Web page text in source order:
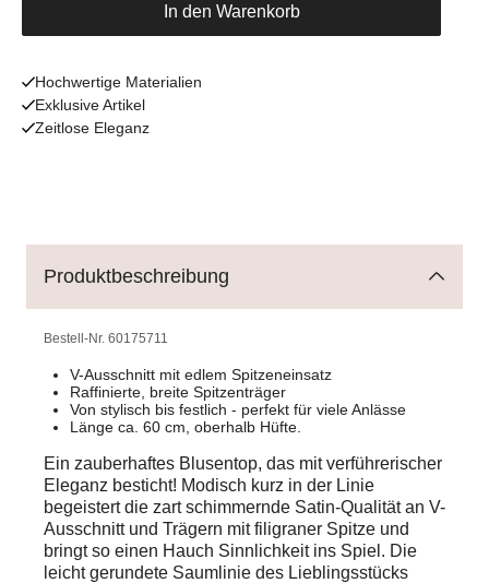
In den Warenkorb
Hochwertige Materialien
Exklusive Artikel
Zeitlose Eleganz
Produktbeschreibung
Bestell-Nr. 60175711
V-Ausschnitt mit edlem Spitzeneinsatz
Raffinierte, breite Spitzenträger
Von stylisch bis festlich - perfekt für viele Anlässe
Länge ca. 60 cm, oberhalb Hüfte.
Ein zauberhaftes Blusentop, das mit verführerischer
Eleganz besticht! Modisch kurz in der Linie
begeistert die zart schimmernde Satin-Qualität an V-
Ausschnitt und Trägern mit filigraner Spitze und
bringt so einen Hauch Sinnlichkeit ins Spiel. Die
leicht gerundete Saumlinie des Lieblingsstücks